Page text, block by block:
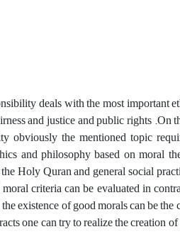
deals with the most important
and justice and public rights .On
obviously the mentioned topic
and philosophy based on moral
Holy Quran and general social
criteria can be evaluated in
existence of good morals can be
one can try to realize the creation